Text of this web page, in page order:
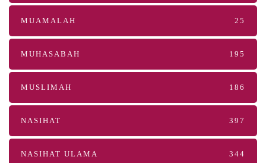
MUAMALAH 25
MUHASABAH 195
MUSLIMAH 186
NASIHAT 397
NASIHAT ULAMA 344